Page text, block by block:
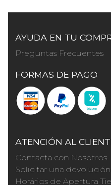
AYUDA EN TU
Preguntas Frecuentes
FORMAS DE PAGO
ATENCIÓN AL
Contacta con Nosotros
Solicitar una devolución
Horários de Apertura